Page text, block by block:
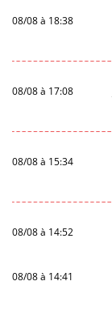
08/08 à 18:38
08/08 à 17:08
08/08 à 15:34
08/08 à 14:52
08/08 à 14:41